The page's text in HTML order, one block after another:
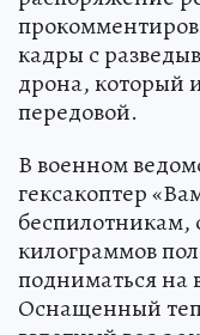
кадры с
дрона, который
передовой.
В военном
гексакоптер
беспилотникам,
килограммов
подниматься на
Оснащенный